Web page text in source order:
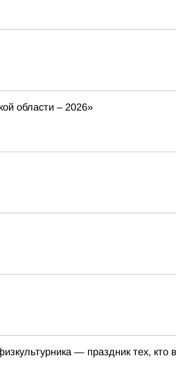
области – 2026»
— праздник тех, кто